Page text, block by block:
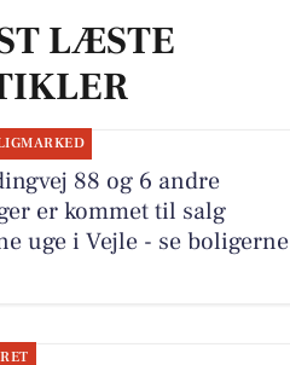
LÆSTE
88 og 6 andre
er kommet til salg
uge i Vejle - se boligerne